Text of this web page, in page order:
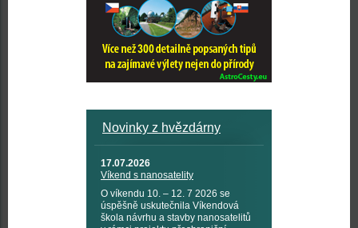
Novinky z hvězdárny
17.07.2026
Víkend s nanosatelity
O víkendu 10. – 12. 7 2026 se
úspěšně uskutečnila Víkendová
škola návrhu a stavby nanosatelitů